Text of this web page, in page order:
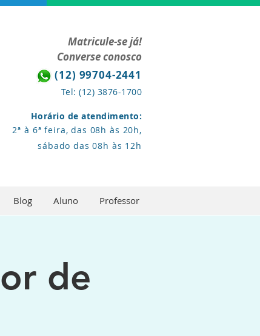
Matricule-se já!
Converse conosco
(12) 99704-2441
Tel: (12) 3876-1700
Horário de atendimento:
2ª à 6ª feira, das 08h às 20h,
sábado das 08h às 12h
Blog Aluno Professor
de